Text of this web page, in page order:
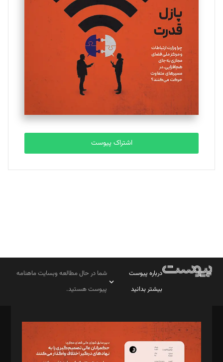
یسنا امان‌پور
تحریریه
ملینا جعفری
تحریریه
مصطفی مسجدی آرانی
تحریریه
بابک نقاش
تحریریه
اشتراک پیوست
درباره پیوست
بیشتر بدانید
شما در حال مطالعه وبسایت ماهنامه
پیوست هستید.
مدیر مسئول: محمدباقر اثنی‌عشری
سردبیر: مهرک محمودی
دبیر تحریریه: میثم قاسمی